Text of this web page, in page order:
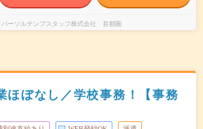
パーソルテンプスタッフ株式会社 首都圏
ほぼなし／学校事務！【事務